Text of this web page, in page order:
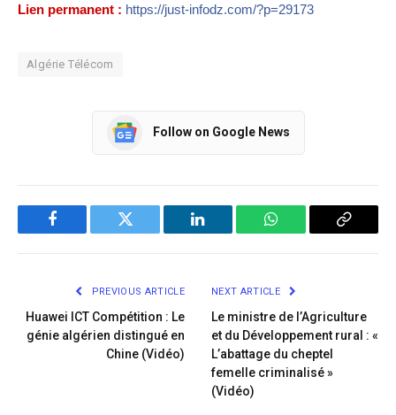
Lien permanent : https://just-infodz.com/?p=29173
Algérie Télécom
Follow on Google News
Facebook Twitter LinkedIn WhatsApp Copy
PREVIOUS ARTICLE
Huawei ICT Compétition : Le
génie algérien distingué en
Chine (Vidéo)
NEXT ARTICLE
Le ministre de l’Agriculture
et du Développement rural : «
L’abattage du cheptel
femelle criminalisé »
(Vidéo)